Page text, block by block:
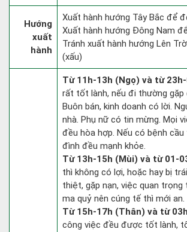
Hướng
xuất
hành
Xuất hành hướng Tây Bắc để
Xuất hành hướng Đông Nam
Tránh xuất hành hướng Lên
(xấu)
Từ 11h-13h (Ngọ) và từ
rất tốt lành, nếu đi thường gặp
Buôn bán, kinh doanh có lời.
nhà. Phụ nữ có tin mừng. Mọi
đều hòa hợp. Nếu có bệnh cầu
đình đều mạnh khỏe.
Từ 13h-15h (Mùi) và từ 01-
thì không có lợi, hoặc hay bị
thiệt, gặp nạn, việc quan trọng
ma quỷ nên cúng tế thì mới an.
Từ 15h-17h (Thân) và từ
công việc đều được tốt lành,